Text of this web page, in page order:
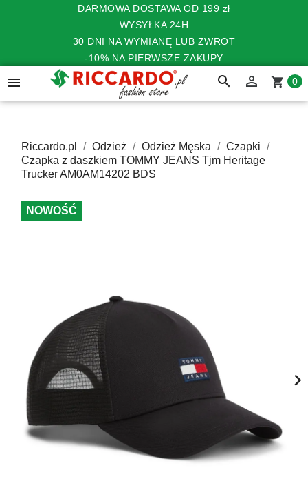
DARMOWA DOSTAWA OD 199 zł
WYSYŁKA 24H
30 DNI NA WYMIANĘ LUB ZWROT
-10% NA PIERWSZE ZAKUPY
 search  shopping_cart 0
Riccardo.pl Odzież Odzież Męska
Czapki
Czapka z daszkiem TOMMY JEANS Tjm Heritage
Trucker AM0AM14202 BDS
NOWOŚĆ
